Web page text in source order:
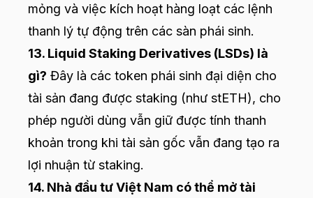
mỏng và việc kích hoạt hàng loạt các lệnh
thanh lý tự động trên các sàn phái sinh.
13. Liquid Staking Derivatives (LSDs) là
gì? Đây là các token phái sinh đại diện cho
tài sản đang được staking (như stETH), cho
phép người dùng vẫn giữ được tính thanh
khoản trong khi tài sản gốc vẫn đang tạo ra
lợi nhuận từ staking.
14. Nhà đầu tư Việt Nam có thể mở tài